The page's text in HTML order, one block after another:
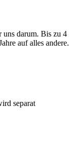
uns darum. Bis zu 4
auf alles andere.
separat